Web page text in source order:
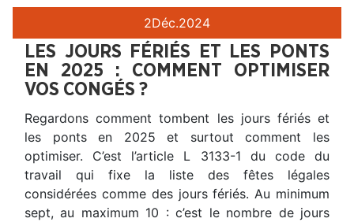
2Déc.2024
LES JOURS FÉRIÉS ET LES PONTS
EN 2025 : COMMENT OPTIMISER
VOS CONGÉS ?
Regardons comment tombent les jours fériés et
les ponts en 2025 et surtout comment les
optimiser. C’est l’article L 3133-1 du code du
travail qui fixe la liste des fêtes légales
considérées comme des jours fériés. Au minimum
sept, au maximum 10 : c’est le nombre de jours